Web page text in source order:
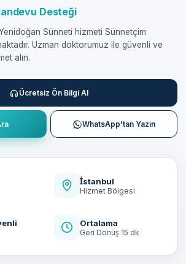
Desteği
Sünneti hizmeti Sünnetçim
Uzman doktorumuz ile güvenli ve
alın.
Ücretsiz Ön Bilgi Al
WhatsApp'tan Yazın
İstanbul
Hizmet Bölgesi
Ortalama
Geri Dönüş 15 dk